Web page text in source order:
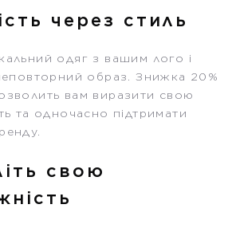
через стиль
одяг з вашим лого і
образ. Знижка 20%
вам виразити свою
та одночасно підтримати
свою